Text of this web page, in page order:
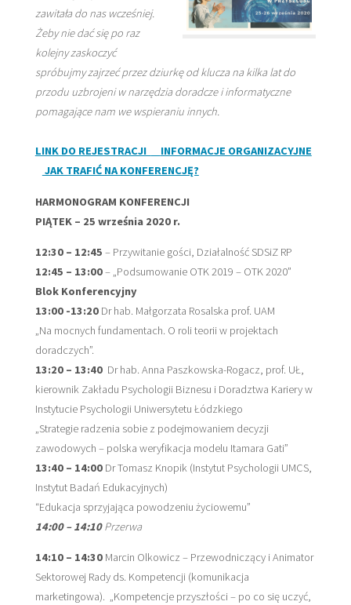
D
R
A
K
L
N
Y
C
I
Z
D
O
zawitała do nas wcześniej.
Żeby nie dać się po raz
kolejny zaskoczyć
spróbujmy zajrzeć przez dziurkę od klucza na kilka lat do
przodu uzbrojeni w narzędzia doradcze i informatyczne
pomagające nam we wspieraniu innych.
LINK DO REJESTRACJI
INFORMACJE ORGANIZACYJNE
JAK TRAFIĆ NA KONFERENCJĘ?
HARMONOGRAM KONFERENCJI
PIĄTEK – 25 września 2020 r.
12:30 – 12:45 – Przywitanie gości, Działalność SDSiZ RP
12:45 – 13:00– „Podsumowanie OTK 2019 – OTK 2020”
Blok Konferencyjny
13:00 -13:20Dr hab. Małgorzata Rosalska prof. UAM
„Na mocnych fundamentach. O roli teorii w projektach
doradczych”.
13:20 – 13:40Dr hab. Anna Paszkowska-Rogacz, prof. UŁ,
kierownik Zakładu Psychologii Biznesu i Doradztwa Kariery w
Instytucie Psychologii Uniwersytetu Łódzkiego
„Strategie radzenia sobie z podejmowaniem decyzji
zawodowych – polska weryfikacja modelu Itamara Gati”
13:40 – 14:00Dr Tomasz Knopik (Instytut Psychologii UMCS,
Instytut Badań Edukacyjnych)
“Edukacja sprzyjająca powodzeniu życiowemu”
14:00 – 14:10Przerwa
14:10 – 14:30Marcin Olkowicz – Przewodniczący i Animator
Sektorowej Rady ds. Kompetencji (komunikacja
marketingowa). „Kompetencje przyszłości – po co się uczyć,